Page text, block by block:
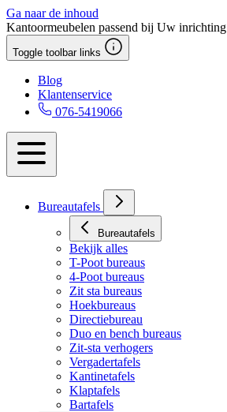
Ga naar de inhoud
Kantoormeubelen passend bij Uw inrichting
Toggle toolbar links
Blog
Klantenservice
076-5419066
Bureautafels
Bureautafels
Bekijk alles
T-Poot bureaus
4-Poot bureaus
Zit sta bureaus
Hoekbureaus
Directiebureau
Duo en bench bureaus
Zit-sta verhogers
Vergadertafels
Kantinetafels
Klaptafels
Bartafels